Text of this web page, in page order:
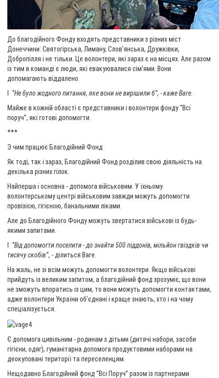
До благодійного Фонду входять представники з різних міст
Донеччини: Святогірська, Лиману, Слов’янська, Дружківки,
Добропілля і не тільки. Це волонтери, які зараз є на місцях. Але разом
із тим в команді є люди, які евакуювалися сім’ями. Вони
допомагають віддалено.
“Не було жодного питання, яке вони не вирішили б”, - каже Ваге.
Майже в кожній області є представники і волонтери фонду “Всі
поруч”, які готові допомогти.
***
З чим працює Благодійний Фонд
Як тоді, так і зараз, Благодійний Фонд розділив свою діяльність на
декілька різних гілок.
Найперша і основна - допомога військовим. У їхньому
волонтерському центрі військовим завжди можуть допомогти
провізією, гігієною, банальними ліками.
Але до Благодійного Фонду можуть звертатися військові із будь-
якими запитами.
“Від допомогти поселити - до знайти 500 піддонів, мільйон гвіздків чи
тисячу скобів”, - ділиться Ваге.
На жаль, не зі всім можуть допомогти волонтери. Якщо військові
прийдуть із великим запитом, а благодійний фонд зрозуміє, що вони
не зможуть впоратись із цим, то вони можуть допомогти контактами,
адже волонтери України об’єднані і краще знають, хто і на чому
спеціалізується.
Є допомога цивільним - родинам з дітьми (дитячі набори, засоби
гігієни, одяг), гуманітарна допомога продуктовими наборами на
деокуповані території та переселенцям.
Нещодавно Благодійний фонд “Всі Поруч” разом із партнерами